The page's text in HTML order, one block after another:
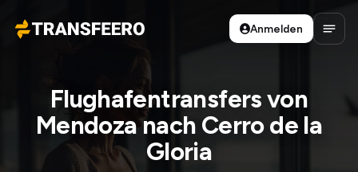
Transfeero
Anmelden
Flughafentransfers von
Mendoza nach Cerro de la
Gloria